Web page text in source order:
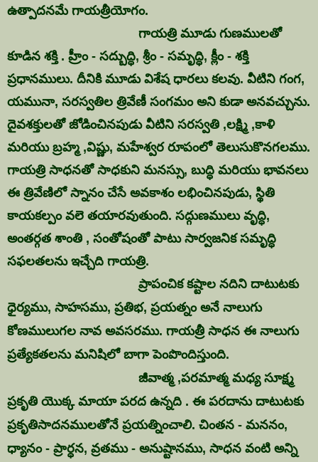
ఉత్పాదనమే గాయత్రీయోగం.
గాయత్రి మూడు గుణములతో
కూడిన శక్తి . హ్రీం - సద్బుద్ధి, శ్రీం - సమృద్ధి, క్లీం - శక్తి
ప్రధానములు. దీనికి మూడు విశేష ధారలు కలవు. వీటిని గంగ,
యమునా, సరస్వతిల త్రివేణీ సంగమం అని కుడా అనవచ్చును.
దైవశక్తులతో జోడించినపుడు వీటిని సరస్వతి ,లక్ష్మి ,కాళి
మరియు బ్రహ్మ ,విష్ణు, మహేశ్వర రూపంలో తెలుసుకొనగలము.
గాయత్రి సాధనతో సాధకుని మనస్సు, బుద్ధి మరియు భావనలు
ఈ త్రివేణిలో స్నానం చేసే అవకాశం లభించినపుడు, స్థితి
కాయకల్పం వలె తయారవుతుంది. సద్గుణములు వృద్ధి,
అంతర్గత శాంతి , సంతోషంతో పాటు సార్వజనిక సమృద్ధి
సఫలతలను ఇచ్చేది గాయత్రి.
ప్రాపంచిక కష్టాల నదిని దాటుటకు
ధైర్యము, సాహసము, ప్రతిభ, ప్రయత్నం అనే నాలుగు
కోణములుగల నావ అవసరము. గాయత్రీ సాధన ఈ నాలుగు
ప్రత్యేకతలను మనిషిలో బాగా పెంపొందిస్తుంది.
జీవాత్మ ,పరమాత్మ మధ్య సూక్ష్మ
ప్రకృతి యొక్క మాయా పరద ఉన్నది . ఈ పరదాను దాటుటకు
ప్రకృతిసాదనములతోనే ప్రయత్నించాలి. చింతన - మననం,
ధ్యానం - ప్రార్ధన, వ్రతము - అనుష్టానము, సాధన వంటి అన్ని